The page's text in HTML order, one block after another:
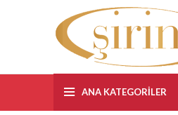
ANA KATEGORILER